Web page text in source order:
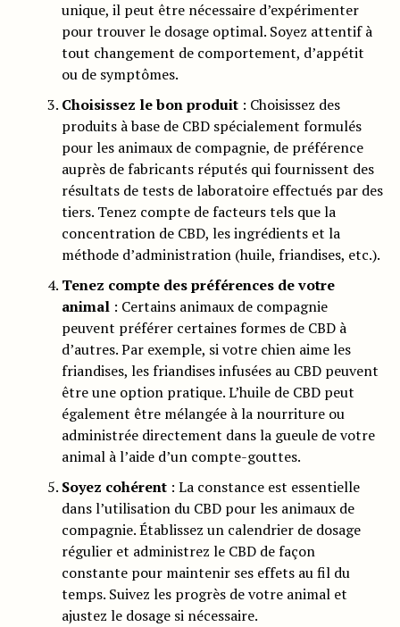
unique, il peut être nécessaire d’expérimenter
pour trouver le dosage optimal. Soyez attentif à
tout changement de comportement, d’appétit
ou de symptômes.
Choisissez le bon produit : Choisissez des
produits à base de CBD spécialement formulés
pour les animaux de compagnie, de préférence
auprès de fabricants réputés qui fournissent des
résultats de tests de laboratoire effectués par des
tiers. Tenez compte de facteurs tels que la
concentration de CBD, les ingrédients et la
méthode d’administration (huile, friandises, etc.).
Tenez compte des préférences de votre
animal : Certains animaux de compagnie
peuvent préférer certaines formes de CBD à
d’autres. Par exemple, si votre chien aime les
friandises, les friandises infusées au CBD peuvent
être une option pratique. L’huile de CBD peut
également être mélangée à la nourriture ou
administrée directement dans la gueule de votre
animal à l’aide d’un compte-gouttes.
Soyez cohérent : La constance est essentielle
dans l’utilisation du CBD pour les animaux de
compagnie. Établissez un calendrier de dosage
régulier et administrez le CBD de façon
constante pour maintenir ses effets au fil du
temps. Suivez les progrès de votre animal et
ajustez le dosage si nécessaire.